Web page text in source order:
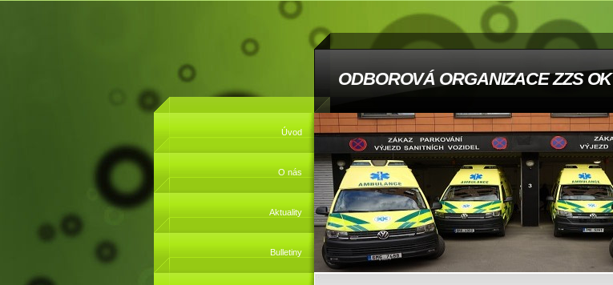
ODBOROVÁ ORGANIZACE ZZS OK
Úvod
O nás
Aktuality
Bulletiny